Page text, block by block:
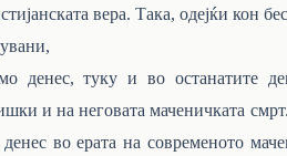
вера. Така, одејќи кон
денес, туку и во останатите
и на неговата маченичката
во ерата на современото